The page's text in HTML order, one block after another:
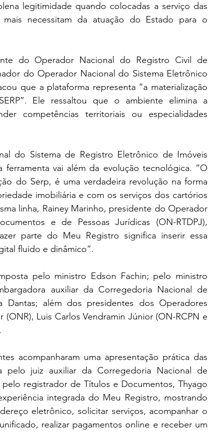
legitimidade quando colocadas a serviço das
mais necessitam da atuação do Estado para o
do Operador Nacional do Registro Civil de
do Operador Nacional do Sistema Eletrônico
que a plataforma representa “a materialização
Ele ressaltou que o ambiente elimina a
competências territoriais ou especialidades
do Sistema de Registro Eletrônico de Imóveis
ferramenta vai além da evolução tecnológica. “O
do Serp, é uma verdadeira revolução na forma
imobiliária e com os serviços dos cartórios
linha, Rainey Marinho, presidente do Operador
e de Pessoas Jurídicas (ON-RTDPJ),
parte do Meu Registro significa inserir essa
fluido e dinâmico”.
pelo ministro Edson Fachin; pelo ministro
auxiliar da Corregedoria Nacional de
Dantas; além dos presidentes dos Operadores
Luis Carlos Vendramin Júnior (ON-RCPN e
acompanharam uma apresentação prática das
pelo juiz auxiliar da Corregedoria Nacional de
registrador de Títulos e Documentos, Thyago
integrada do Meu Registro, mostrando
eletrônico, solicitar serviços, acompanhar o
realizar pagamentos online e receber um